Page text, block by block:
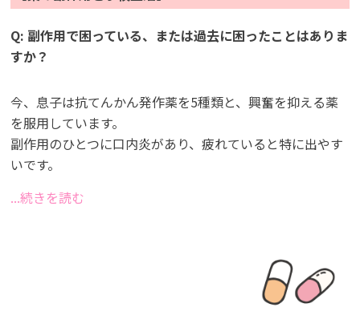
Q: 副作用で困っている、または過去に困ったことはありま
すか？
今、息子は抗てんかん発作薬を5種類と、興奮を抑える薬
を服用しています。
副作用のひとつに口内炎があり、疲れていると特に出やす
いです。
...続きを読む